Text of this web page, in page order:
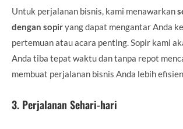
Untuk perjalanan bisnis, kami menawarkan
dengan sopiryang dapat mengantar Anda
pertemuan atau acara penting. Sopir kami
Anda tiba tepat waktu dan tanpa repot
membuat perjalanan bisnis Anda lebih
3. Perjalanan Sehari-hari